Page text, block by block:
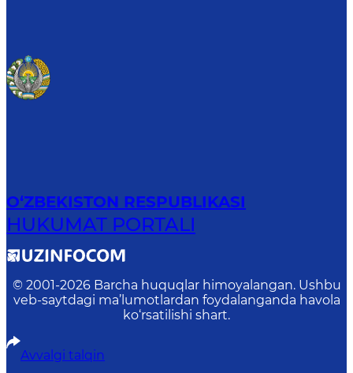
O‘ZBEKISTON RESPUBLIKASI
HUKUMAT PORTALI
© 2001-2026 Barcha huquqlar himoyalangan. Ushbu
veb-saytdagi ma’lumotlardan foydalanganda havola
ko‘rsatilishi shart.
Avvalgi talqin